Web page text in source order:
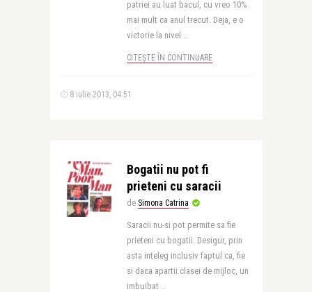
patriei au luat bacul, cu vreo 10%
mai mult ca anul trecut. Deja, e o
victorie la nivel ..
CITEȘTE ÎN CONTINUARE
8 iulie 2013, 04:51
Bogatii nu pot fi
prieteni cu saracii
de Simona Catrina
Saracii nu-si pot permite sa fie
prieteni cu bogatii. Desigur, prin
asta inteleg inclusiv faptul ca, fie
si daca apartii clasei de mijloc, un
imbuibat ..